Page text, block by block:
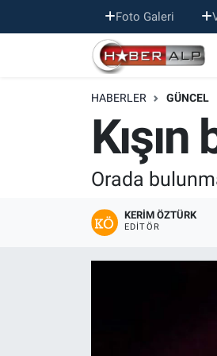
Foto Galeri
HABERLER GÜNCEL
Orada
KERIM ÖZTÜRK
EDITÖR
Nöbetçi Eczaneler
Hava Durumu
Trafik Durumu
Süper Lig Puan Durumu ve
Tüm Manşetler
Son Dakika Haberleri